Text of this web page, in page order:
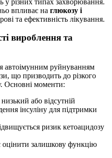
впливає на глюкозу і
та ефективність лікування.
вироблення та
автоімунним руйнуванням
що призводить до різкого
Основні моменти:
або відсутній
інсуліну для підтримки
ризик кетоацидозу
оцінити залишкову функцію